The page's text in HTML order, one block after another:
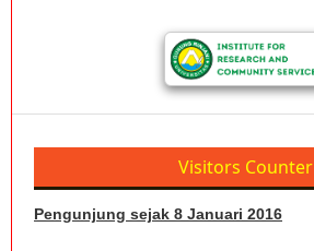
Visitors Counter
Pengunjung sejak 8 Januari 2016